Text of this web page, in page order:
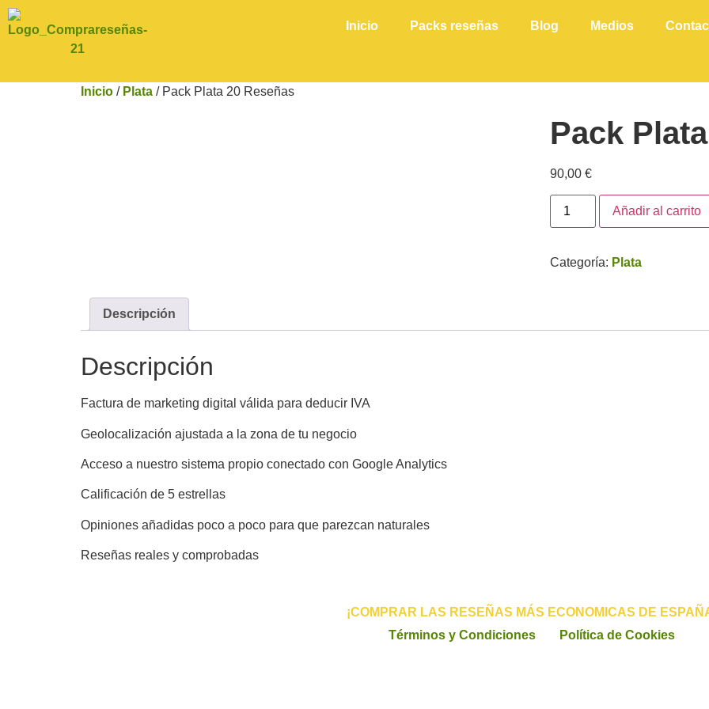
Inicio Packs reseñas Blog Medios
Inicio / Plata / Pack Plata 20 Reseñas
Pack
90,00 €
Añadir al carrito
Categoría: Plata
Descripción
Descripción
Factura de marketing digital válida para deducir IVA
Geolocalización ajustada a la zona de tu negocio
Acceso a nuestro sistema propio conectado con Google Analytics
Calificación de 5 estrellas
Opiniones añadidas poco a poco para que parezcan naturales
Reseñas reales y comprobadas
¡COMPRAR LAS RESEÑAS MÁS ECONOMICAS DE
Términos y Condiciones
Política de Cookies